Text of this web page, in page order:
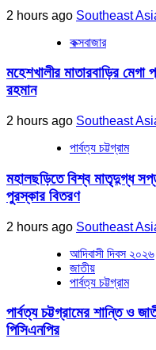
2 hours ago Southeast
কক্সবাজার
মহেশখালীর মাতারবাড়ির মেগা
রহমান
2 hours ago Southeast
পার্বত্য চট্টগ্রাম
মহালছড়িতে বিশ্ব মাতৃদুগ্ধ
পুরস্কার বিতরণ
2 hours ago Southeast
আদিবাসী দিবস ২০২৬
জাতীয়
পার্বত্য চট্টগ্রাম
পার্বত্য চট্টগ্রামের শান্তি ও
পিসিএনপির